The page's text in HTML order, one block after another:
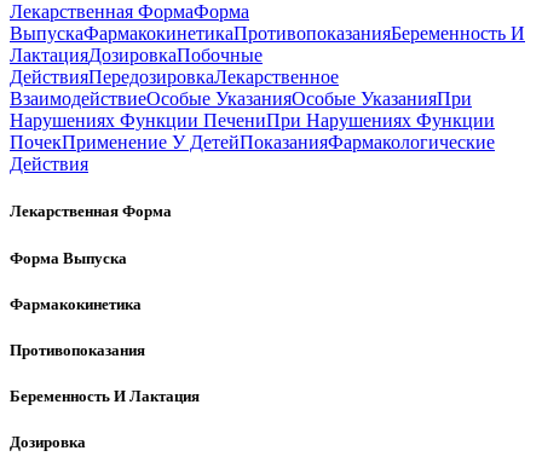
Лекарственная ФормаФорма
ВыпускаФармакокинетикаПротивопоказанияБеременность И
ЛактацияДозировкаПобочные
ДействияПередозировкаЛекарственное
ВзаимодействиеОсобые УказанияОсобые УказанияПри
Нарушениях Функции ПечениПри Нарушениях Функции
ПочекПрименение У ДетейПоказанияФармакологические
Действия
Лекарственная Форма
Форма Выпуска
Фармакокинетика
Противопоказания
Беременность И Лактация
Дозировка